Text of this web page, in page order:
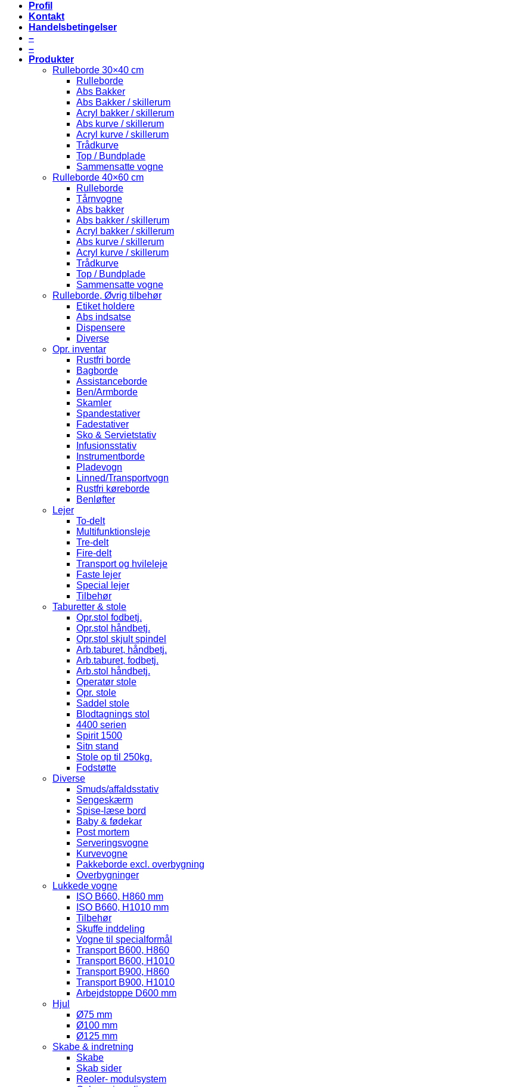
Profil
Kontakt
Handelsbetingelser
–
–
Produkter
Rulleborde 30×40 cm
Rulleborde
Abs Bakker
Abs Bakker / skillerum
Acryl bakker / skillerum
Abs kurve / skillerum
Acryl kurve / skillerum
Trådkurve
Top / Bundplade
Sammensatte vogne
Rulleborde 40×60 cm
Rulleborde
Tårnvogne
Abs bakker
Abs bakker / skillerum
Acryl bakker / skillerum
Abs kurve / skillerum
Acryl kurve / skillerum
Trådkurve
Top / Bundplade
Sammensatte vogne
Rulleborde, Øvrig tilbehør
Etiket holdere
Abs indsatse
Dispensere
Diverse
Opr. inventar
Rustfri borde
Bagborde
Assistanceborde
Ben/Armborde
Skamler
Spandestativer
Fadestativer
Sko & Servietstativ
Infusionsstativ
Instrumentborde
Pladevogn
Linned/Transportvogn
Rustfri køreborde
Benløfter
Lejer
To-delt
Multifunktionsleje
Tre-delt
Fire-delt
Transport og hvileleje
Faste lejer
Special lejer
Tilbehør
Taburetter & stole
Opr.stol fodbetj.
Opr.stol håndbetj.
Opr.stol skjult spindel
Arb.taburet, håndbetj.
Arb.taburet, fodbetj.
Arb.stol håndbetj.
Operatør stole
Opr. stole
Saddel stole
Blodtagnings stol
4400 serien
Spirit 1500
Sitn stand
Stole op til 250kg.
Fodstøtte
Diverse
Smuds/affaldsstativ
Sengeskærm
Spise-læse bord
Baby & fødekar
Post mortem
Serveringsvogne
Kurvevogne
Pakkeborde excl. overbygning
Overbygninger
Lukkede vogne
ISO B660, H860 mm
ISO B660, H1010 mm
Tilbehør
Skuffe inddeling
Vogne til specialformål
Transport B600, H860
Transport B600, H1010
Transport B900, H860
Transport B900, H1010
Arbejdstoppe D600 mm
Hjul
Ø75 mm
Ø100 mm
Ø125 mm
Skabe & indretning
Skabe
Skab sider
Reoler- modulsystem